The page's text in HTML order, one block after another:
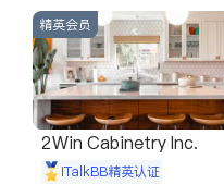
精英会员
2Win Cabinetry Inc.
iTalkBB精英认证